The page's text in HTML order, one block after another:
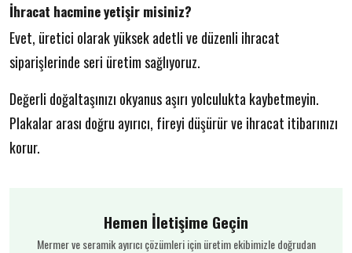
İhracat hacmine yetişir misiniz?
Evet, üretici olarak yüksek adetli ve düzenli ihracat
siparişlerinde seri üretim sağlıyoruz.
Değerli doğaltaşınızı okyanus aşırı yolculukta kaybetmeyin.
Plakalar arası doğru ayırıcı, fireyi düşürür ve ihracat itibarınızı
korur.
Hemen İletişime Geçin
Mermer ve seramik ayırıcı çözümleri için üretim ekibimizle doğrudan